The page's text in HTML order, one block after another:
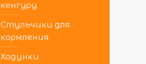
кенгуру
Стульчики для
кормления
Ходунки